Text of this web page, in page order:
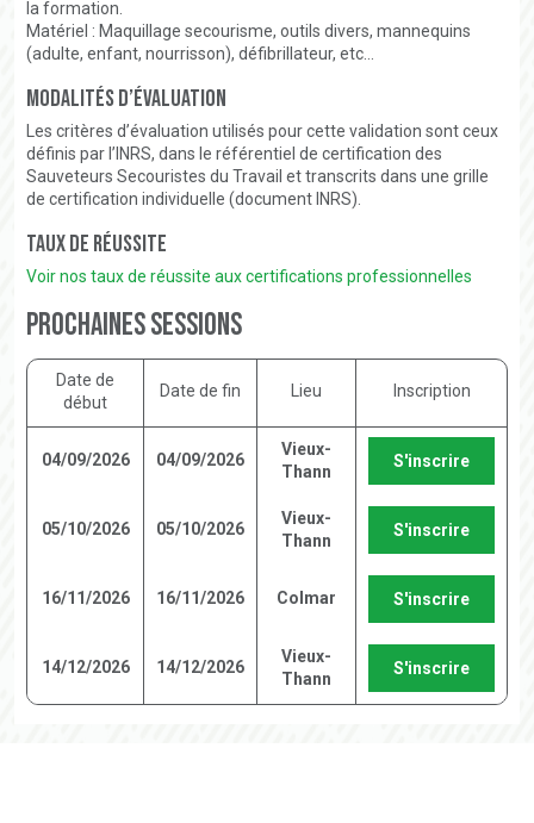
la formation.
Matériel : Maquillage secourisme, outils divers, mannequins
(adulte, enfant, nourrisson), défibrillateur, etc…
Modalités d’évaluation
Les critères d’évaluation utilisés pour cette validation sont ceux
définis par l’INRS, dans le référentiel de certification des
Sauveteurs Secouristes du Travail et transcrits dans une grille
de certification individuelle (document INRS).
Taux de réussite
Voir nos taux de réussite aux certifications professionnelles
Prochaines sessions
Date de
début
Date de fin Lieu Inscription
04/09/2026 04/09/2026
Vieux-
Thann
S'inscrire
05/10/2026 05/10/2026
Vieux-
Thann
S'inscrire
16/11/2026 16/11/2026 Colmar S'inscrire
14/12/2026 14/12/2026
Vieux-
Thann
S'inscrire